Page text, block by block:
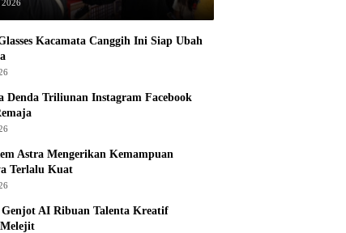
2026
Kacamata Canggih Ini Siap Ubah
Denda Triliunan Instagram Facebook
Astra Mengerikan Kemampuan
Terlalu Kuat
Genjot AI Ribuan Talenta Kreatif